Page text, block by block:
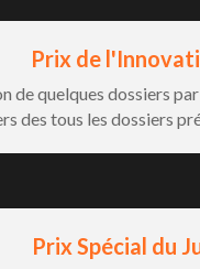
Prix de
de quelques dossiers
des tous les dossiers
Prix Spécial du